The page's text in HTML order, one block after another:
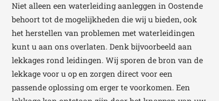
Niet alleen een waterleiding aanleggen in Oostende
behoort tot de mogelijkheden die wij u bieden, ook
het herstellen van problemen met waterleidingen
kunt u aan ons overlaten. Denk bijvoorbeeld aan
lekkages rond leidingen. Wij sporen de bron van de
lekkage voor u op en zorgen direct voor een
passende oplossing om erger te voorkomen. Een